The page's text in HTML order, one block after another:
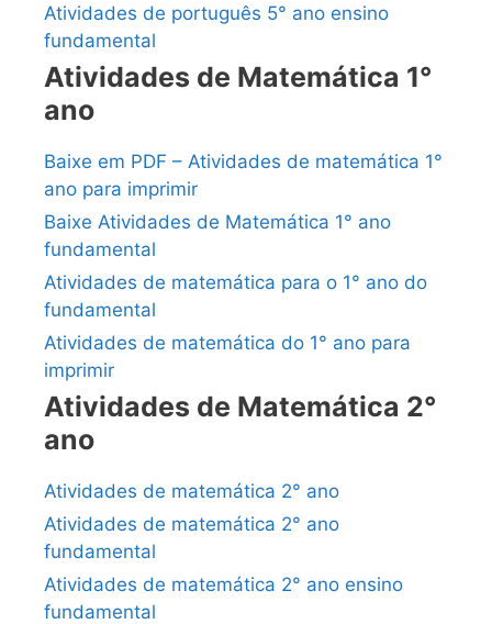
Atividades de português 5° ano ensino
fundamental
Atividades de Matemática 1°
ano
Baixe em PDF – Atividades de matemática 1°
ano para imprimir
Baixe Atividades de Matemática 1° ano
fundamental
Atividades de matemática para o 1° ano do
fundamental
Atividades de matemática do 1° ano para
imprimir
Atividades de Matemática 2°
ano
Atividades de matemática 2° ano
Atividades de matemática 2° ano
fundamental
Atividades de matemática 2° ano ensino
fundamental